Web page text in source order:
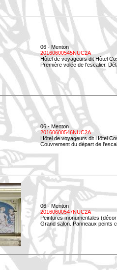
06 - Menton
20160600545NUC2A
Hôtel de voyageurs dit Hôtel
Première volée de l'escalier.
06 - Menton
20160600546NUC2A
Hôtel de voyageurs dit Hôtel
Couvrement du départ de
06 - Menton
20160600547NUC2A
Peintures monumentales
Grand salon. Panneaux peints